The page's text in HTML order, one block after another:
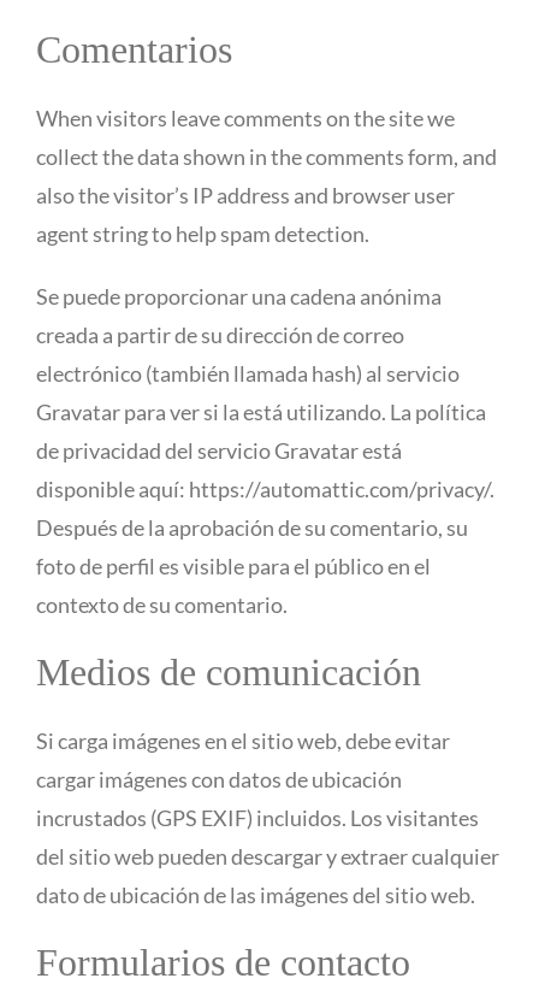
Comentarios
When visitors leave comments on the site we
collect the data shown in the comments form, and
also the visitor’s IP address and browser user
agent string to help spam detection.
Se puede proporcionar una cadena anónima
creada a partir de su dirección de correo
electrónico (también llamada hash) al servicio
Gravatar para ver si la está utilizando. La política
de privacidad del servicio Gravatar está
disponible aquí: https://automattic.com/privacy/.
Después de la aprobación de su comentario, su
foto de perfil es visible para el público en el
contexto de su comentario.
Medios de comunicación
Si carga imágenes en el sitio web, debe evitar
cargar imágenes con datos de ubicación
incrustados (GPS EXIF) incluidos. Los visitantes
del sitio web pueden descargar y extraer cualquier
dato de ubicación de las imágenes del sitio web.
Formularios de contacto